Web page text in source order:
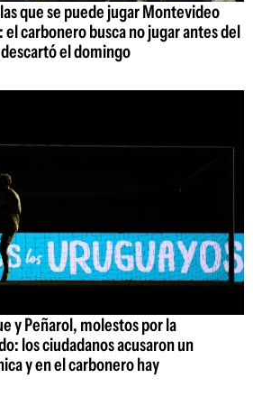
que se puede jugar Montevideo
el carbonero busca no jugar antes del
el domingo
y Peñarol, molestos por la
los ciudadanos acusaron un
y en el carbonero hay